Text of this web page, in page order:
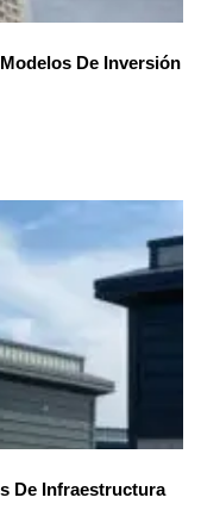
De Inversión
De Infraestructura